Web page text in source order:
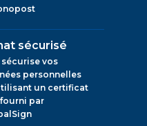
sécurisé
sécurise vos
personnelles
un certificat
fourni par